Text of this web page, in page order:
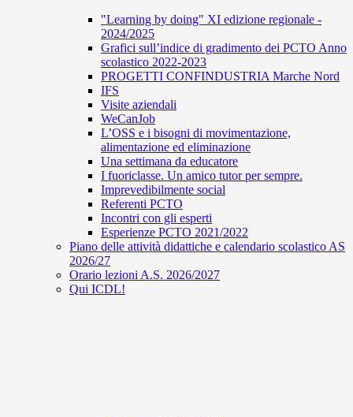
"Learning by doing" XI edizione regionale -
2024/2025
Grafici sull’indice di gradimento dei PCTO Anno
scolastico 2022-2023
PROGETTI CONFINDUSTRIA Marche Nord
IFS
Visite aziendali
WeCanJob
L’OSS e i bisogni di movimentazione,
alimentazione ed eliminazione
Una settimana da educatore
I fuoriclasse. Un amico tutor per sempre.
Imprevedibilmente social
Referenti PCTO
Incontri con gli esperti
Esperienze PCTO 2021/2022
Piano delle attività didattiche e calendario scolastico AS
2026/27
Orario lezioni A.S. 2026/2027
Qui ICDL!